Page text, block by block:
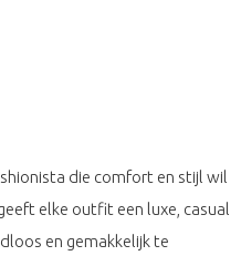
die comfort en stijl wil
elke outfit een luxe, casual
en gemakkelijk te